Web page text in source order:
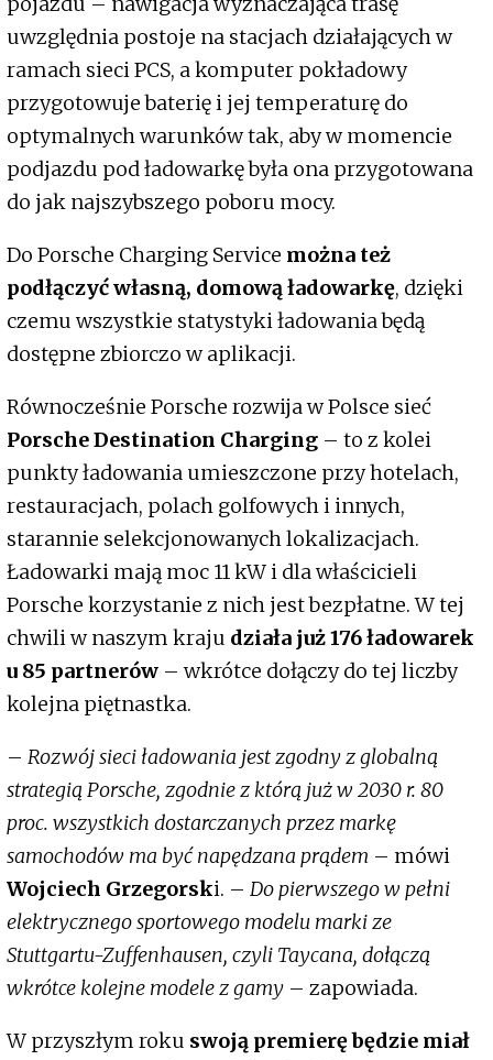
uwzględnia postoje na stacjach działających w
ramach sieci PCS, a komputer pokładowy
przygotowuje baterię i jej temperaturę do
optymalnych warunków tak, aby w momencie
podjazdu pod ładowarkę była ona przygotowana
do jak najszybszego poboru mocy.
Do Porsche Charging Service można też
podłączyć własną, domową ładowarkę, dzięki
czemu wszystkie statystyki ładowania będą
dostępne zbiorczo w aplikacji.
Równocześnie Porsche rozwija w Polsce sieć
Porsche Destination Charging – to z kolei
punkty ładowania umieszczone przy hotelach,
restauracjach, polach golfowych i innych,
starannie selekcjonowanych lokalizacjach.
Ładowarki mają moc 11 kW i dla właścicieli
Porsche korzystanie z nich jest bezpłatne. W tej
chwili w naszym kraju działa już 176 ładowarek
u 85 partnerów – wkrótce dołączy do tej liczby
kolejna piętnastka.
– Rozwój sieci ładowania jest zgodny z globalną
strategią Porsche, zgodnie z którą już w 2030 r. 80
proc. wszystkich dostarczanych przez markę
samochodów ma być napędzana prądem – mówi
Wojciech Grzegorski. – Do pierwszego w pełni
elektrycznego sportowego modelu marki ze
Stuttgartu-Zuffenhausen, czyli Taycana, dołączą
wkrótce kolejne modele z gamy – zapowiada.
W przyszłym roku swoją premierę będzie miał